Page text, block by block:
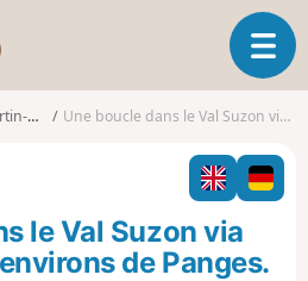
s
o
o
O
u
i
r
l
n
d'Or) Une boucle dans le Val Suzon via Pasques et les environs de Panges.
le Val Suzon via
de Panges.